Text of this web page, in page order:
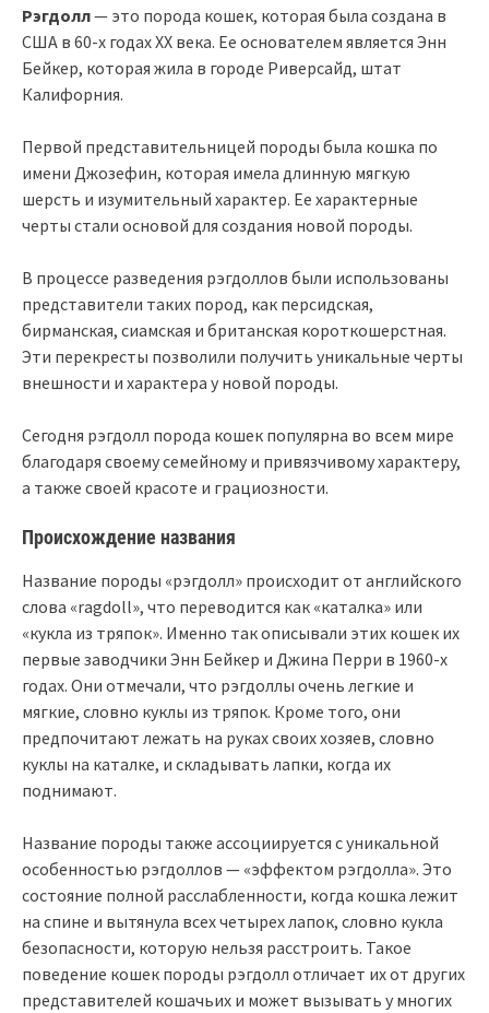
Рэгдолл— это порода кошек, которая была создана в
США в 60-х годах XX века. Ее основателем является Энн
Бейкер, которая жила в городе Риверсайд, штат
Калифорния.
Первой представительницей породы была кошка по
имени Джозефин, которая имела длинную мягкую
шерсть и изумительный характер. Ее характерные
черты стали основой для создания новой породы.
В процессе разведения рэгдоллов были использованы
представители таких пород, как персидская,
бирманская, сиамская и британская короткошерстная.
Эти перекресты позволили получить уникальные черты
внешности и характера у новой породы.
Сегодня рэгдолл порода кошек популярна во всем мире
благодаря своему семейному и привязчивому характеру,
а также своей красоте и грациозности.
Происхождение названия
Название породы «рэгдолл» происходит от английского
слова «ragdoll», что переводится как «каталка» или
«кукла из тряпок». Именно так описывали этих кошек их
первые заводчики Энн Бейкер и Джина Перри в 1960-х
годах. Они отмечали, что рэгдоллы очень легкие и
мягкие, словно куклы из тряпок. Кроме того, они
предпочитают лежать на руках своих хозяев, словно
куклы на каталке, и складывать лапки, когда их
поднимают.
Название породы также ассоциируется с уникальной
особенностью рэгдоллов — «эффектом рэгдолла». Это
состояние полной расслабленности, когда кошка лежит
на спине и вытянула всех четырех лапок, словно кукла
безопасности, которую нельзя расстроить. Такое
поведение кошек породы рэгдолл отличает их от других
представителей кошачьих и может вызывать у многих